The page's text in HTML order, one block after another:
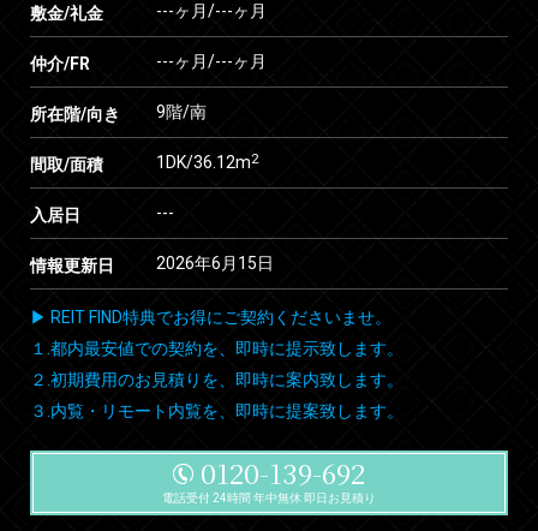
敷金/礼金 ---ヶ月/---ヶ月
仲介/FR ---ヶ月/---ヶ月
所在階/向き 9階/南
間取/面積 1DK/36.12m2
入居日 ---
情報更新日 2026年6月15日
▶ REIT FIND特典でお得にご契約くださいませ。
１.都内最安値での契約を、即時に提示致します。
２.初期費用のお見積りを、即時に案内致します。
３.内覧・リモート内覧を、即時に提案致します。
0120-139-692
電話受付 24時間 年中無休 即日お見積り